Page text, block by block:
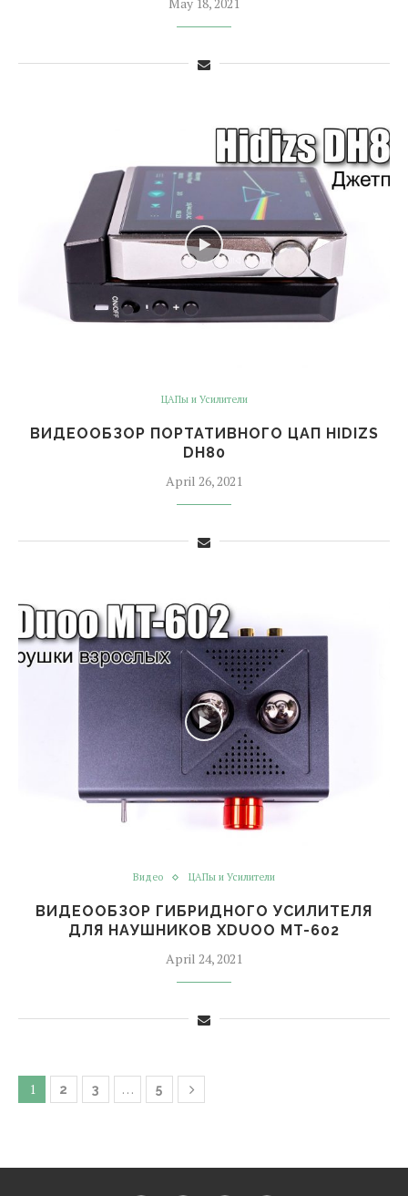
ЦАПы и Усилители
ВИДЕООБЗОР ПОРТАТИВНОГО ЦАП HIDIZS
DH80
April 26, 2021
Видео ЦАПы и Усилители
ВИДЕООБЗОР ГИБРИДНОГО УСИЛИТЕЛЯ
ДЛЯ НАУШНИКОВ XDUOO MT-602
April 24, 2021
1 2 3 … 5